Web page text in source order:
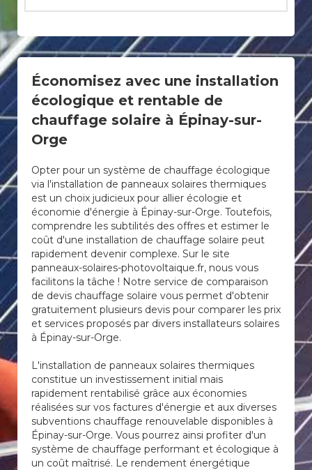
Économisez avec une installation
écologique et rentable de
chauffage solaire à Épinay-sur-
Orge
Opter pour un système de chauffage écologique
via l'installation de panneaux solaires thermiques
est un choix judicieux pour allier écologie et
économie d'énergie à Épinay-sur-Orge. Toutefois,
comprendre les subtilités des offres et estimer le
coût d'une installation de chauffage solaire peut
rapidement devenir complexe. Sur le site
panneaux-solaires-photovoltaique.fr, nous vous
facilitons la tâche ! Notre service de comparaison
de devis chauffage solaire vous permet d'obtenir
gratuitement plusieurs devis pour comparer les prix
et services proposés par divers installateurs solaires
à Épinay-sur-Orge.
L'installation de panneaux solaires thermiques
constitue un investissement initial mais
rapidement rentabilisé grâce aux économies
réalisées sur vos factures d'énergie et aux diverses
subventions chauffage renouvelable disponibles à
Épinay-sur-Orge. Vous pourrez ainsi profiter d'un
système de chauffage performant et écologique à
un coût maîtrisé. Le rendement énergétique